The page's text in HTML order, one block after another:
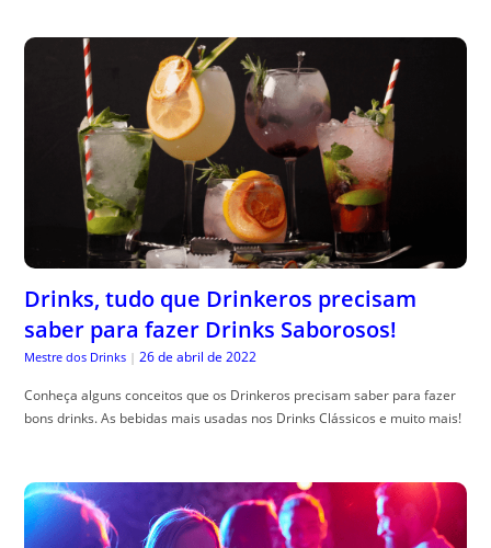
Drinks, tudo que Drinkeros precisam
saber para fazer Drinks Saborosos!
Mestre dos Drinks | 26 de abril de 2022
Conheça alguns conceitos que os Drinkeros precisam saber para fazer
bons drinks. As bebidas mais usadas nos Drinks Clássicos e muito mais!